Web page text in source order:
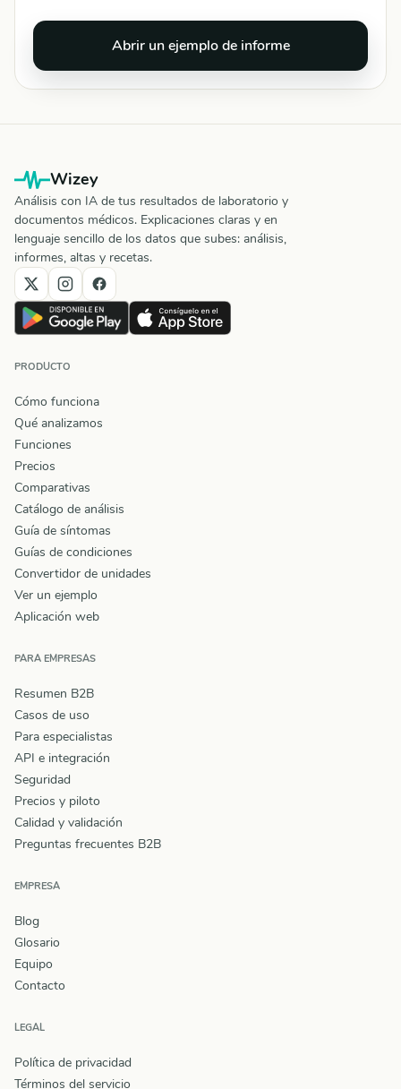
Abrir un ejemplo de informe
Wizey
Análisis con IA de tus resultados de laboratorio y
documentos médicos. Explicaciones claras y en
lenguaje sencillo de los datos que subes: análisis,
informes, altas y recetas.
PRODUCTO
Cómo funciona
Qué analizamos
Funciones
Precios
Comparativas
Catálogo de análisis
Guía de síntomas
Guías de condiciones
Convertidor de unidades
Ver un ejemplo
Aplicación web
PARA EMPRESAS
Resumen B2B
Casos de uso
Para especialistas
API e integración
Seguridad
Precios y piloto
Calidad y validación
Preguntas frecuentes B2B
EMPRESA
Blog
Glosario
Equipo
Contacto
LEGAL
Política de privacidad
Términos del servicio